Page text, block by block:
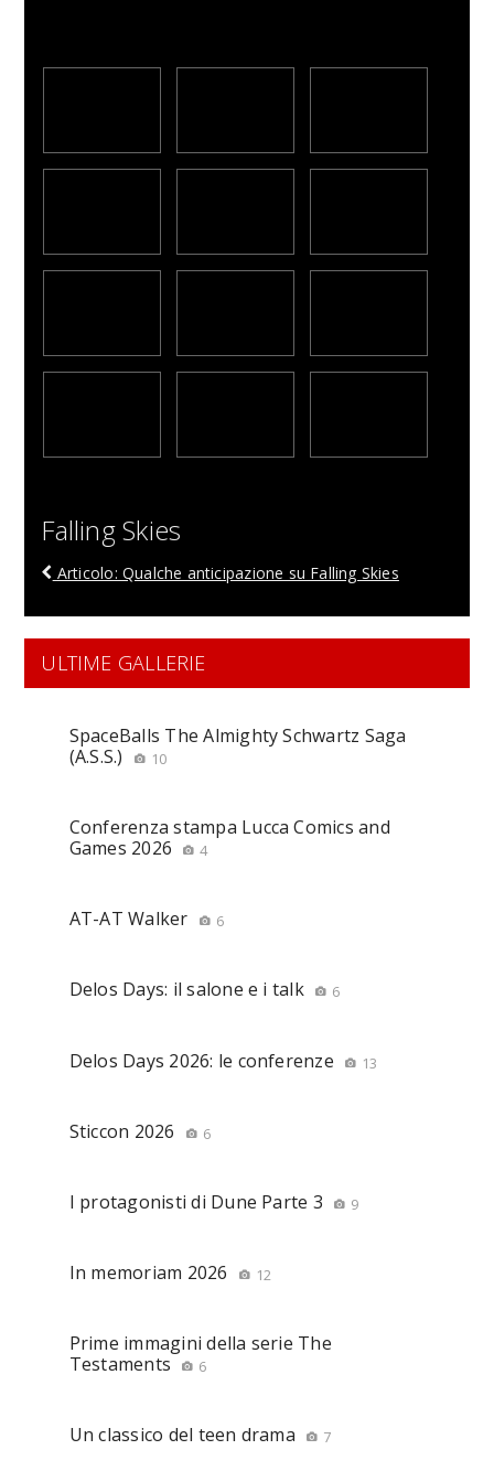
Falling Skies
Articolo: Qualche anticipazione su Falling Skies
ULTIME GALLERIE
SpaceBalls The Almighty Schwartz Saga
(A.S.S.)
10
Conferenza stampa Lucca Comics and
Games 2026
4
AT-AT Walker 6
Delos Days: il salone e i talk 6
Delos Days 2026: le conferenze 13
Sticcon 2026 6
I protagonisti di Dune Parte 3 9
In memoriam 2026 12
Prime immagini della serie The
Testaments
6
Un classico del teen drama 7